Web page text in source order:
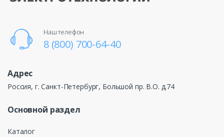
Наш телефон
8 (800) 700-64-40
Адрес
Россия, г. Санкт-Петербург, Большой пр. В.О. д.74
Основной раздел
Каталог